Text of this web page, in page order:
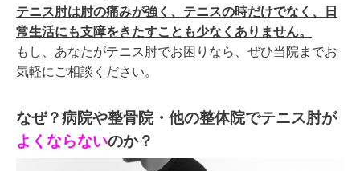
テニス肘は肘の痛みが強く、テニスの時だけでなく、日
常生活にも支障をきたすことも少なくありません。
もし、あなたがテニス肘でお困りなら、ぜひ当院までお
気軽にご相談ください。
なぜ？病院や整骨院・他の整体院でテニス肘が
よくならないのか？